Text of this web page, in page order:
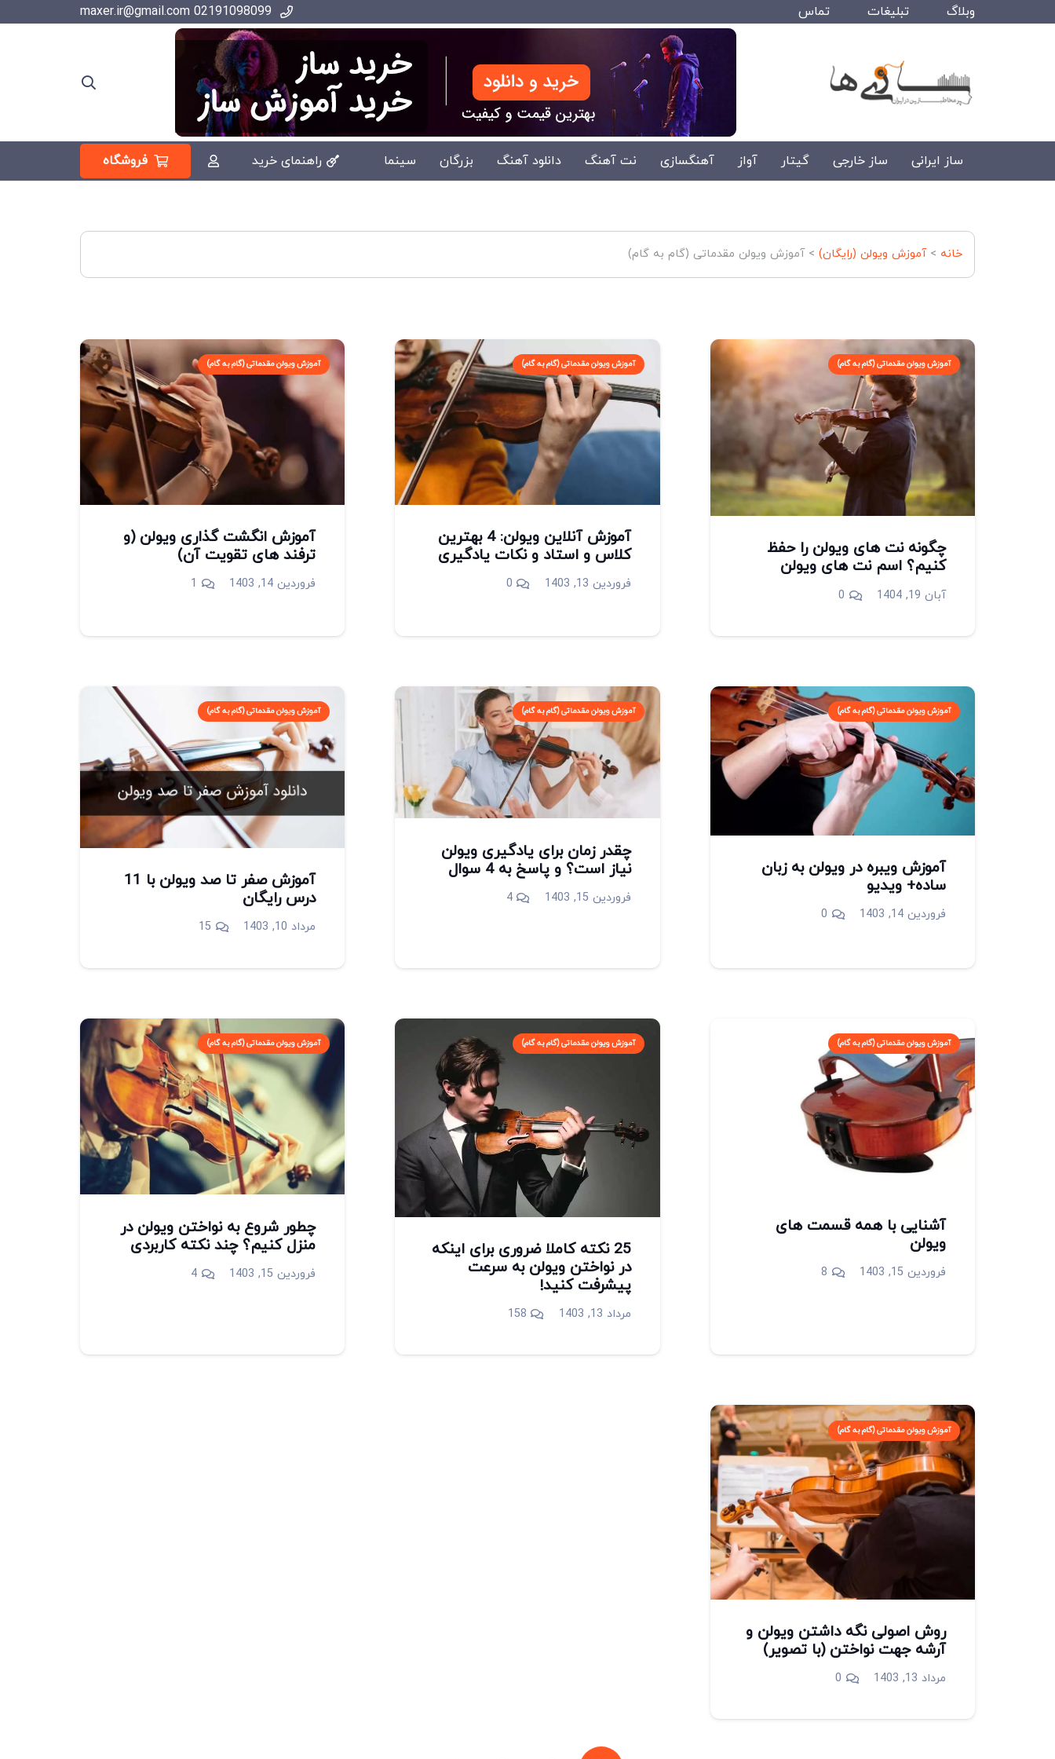
وبلاگ تبلیغات تماس
ساز ایرانی ساز خارجی گیتار آواز آهنگسازی نت آهنگ دانلود آهنگ بزرگان سینما راهنمای خرید فروشگاه
خانه >آموزش ویولن (رایگان) >آموزش ویولن مقدماتی (گام به گام)
آموزش ویولن مقدماتی (گام به گام)
چگونه نت های ویولن را حفظ
کنیم؟ اسم نت های ویولن
آبان 19, 1404 0
آموزش ویولن مقدماتی (گام به گام)
آموزش آنلاین ویولن: 4 بهترین
کلاس و استاد و نکات یادگیری
فروردین 13, 1403 0
آموزش ویولن مقدماتی (گام به گام)
آموزش انگشت گذاری ویولن (و
ترفند های تقویت آن)
فروردین 14, 1403 1دیدگاه
آموزش ویولن مقدماتی (گام به گام)
آموزش ویبره در ویولن به زبان
ساده+ ویدیو
فروردین 14, 1403 0
آموزش ویولن مقدماتی (گام به گام)
چقدر زمان برای یادگیری ویولن
نیاز است؟ و پاسخ به 4 سوال
فروردین 15, 1403 4
آموزش ویولن مقدماتی (گام به گام)
آموزش صفر تا صد ویولن با 11
درس رایگان
مرداد 10, 1403 15دیدگاه
آموزش ویولن مقدماتی (گام به گام)
آشنایی با همه قسمت های
ویولن
فروردین 15, 1403 8دیدگاه
آموزش ویولن مقدماتی (گام به گام)
25 نکته کاملا ضروری برای اینکه
در نواختن ویولن به سرعت
پیشرفت کنید!
مرداد 13, 1403 158
آموزش ویولن مقدماتی (گام به گام)
چطور شروع به نواختن ویولن در
منزل کنیم؟ چند نکته کاربردی
فروردین 15, 1403 4دیدگاه
آموزش ویولن مقدماتی (گام به گام)
روش اصولی نگه داشتن ویولن و
آرشه جهت نواختن (با تصویر)
مرداد 13, 1403 0